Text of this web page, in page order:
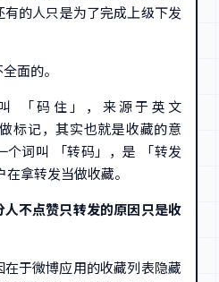
的人只是为了完成上级下发
面的。
「码住」，来源于英文
标记，其实也就是收藏的意
个词叫 「转码」，是 「转发
拿转发当做收藏。
人不点赞只转发的原因只是收
于微博应用的收藏列表隐藏